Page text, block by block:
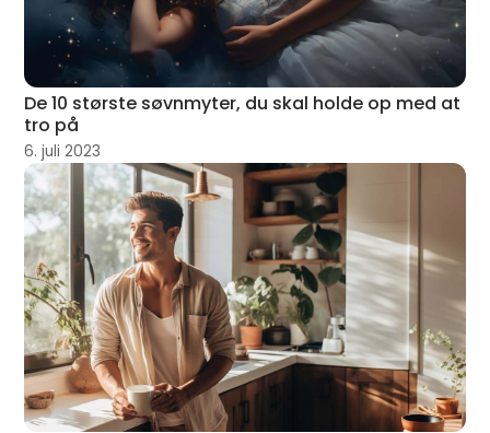
De 10 største søvnmyter, du skal holde op med at
tro på
6. juli 2023